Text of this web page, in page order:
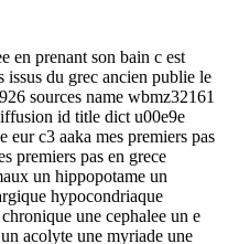
en prenant son bain c est
du grec ancien publie le
sources name wbmz32161
id title dict u00e9e
c3 aaka mes premiers pas
premiers pas en grece
un hippopotame un
hypocondriaque
une cephalee un e
acolyte une myriade une